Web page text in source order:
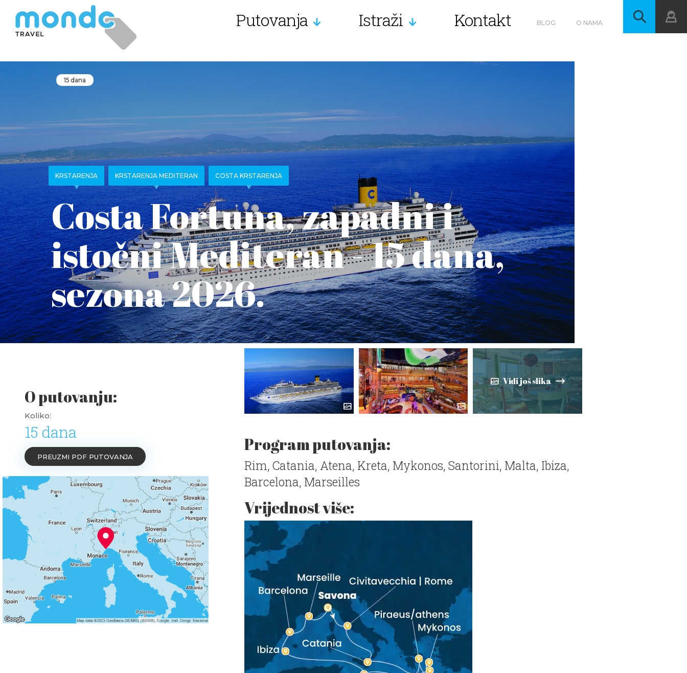
Putovanja Istraži Kontakt BLOG O NAMA
15 dana
KRSTARENJA KRSTARENJA MEDITERAN COSTA KRSTARENJA
Costa Fortuna, zapadni i
istočni Mediteran - 15 dana,
sezona 2026.
O putovanju:
Koliko:
15 dana
PREUZMI PDF PUTOVANJA
Vidi još slika
Program putovanja:
Rim, Catania, Atena, Kreta, Mykonos, Santorini, Malta, Ibiza,
Barcelona, Marseilles
Vrijednost više: